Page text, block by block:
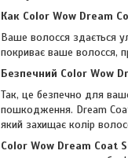
Как Color Wow Dream
Ваше волосся здається
покриває ваше волосся,
Безпечний Color Wow
Так, це безпечно для
пошкодження. Dream Coat
який захищає колір
Color Wow Dream Coat